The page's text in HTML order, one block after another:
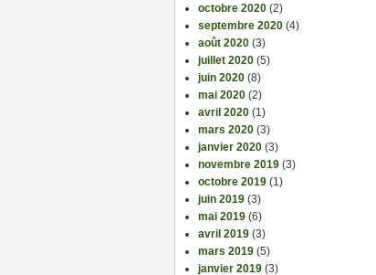
octobre 2020 (2)
septembre 2020 (4)
août 2020 (3)
juillet 2020 (5)
juin 2020 (8)
mai 2020 (2)
avril 2020 (1)
mars 2020 (3)
janvier 2020 (3)
novembre 2019 (3)
octobre 2019 (1)
juin 2019 (3)
mai 2019 (6)
avril 2019 (3)
mars 2019 (5)
janvier 2019 (3)